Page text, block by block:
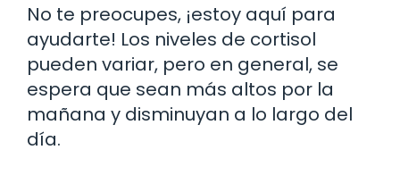
No te preocupes, ¡estoy aquí para
ayudarte! Los niveles de cortisol
pueden variar, pero en general, se
espera que sean más altos por la
mañana y disminuyan a lo largo del
día.